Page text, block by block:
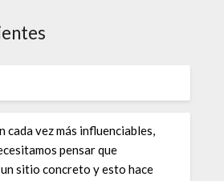
cada vez más influenciables,
pensar que
sitio concreto y esto hace